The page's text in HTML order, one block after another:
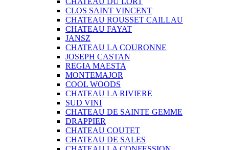
CLOS SAINT VINCENT
CHATEAU ROUSSET CAILLAU
CHATEAU FAYAT
JANSZ
CHATEAU LA COURONNE
JOSEPH CASTAN
REGIA MAESTA
MONTEMAJOR
COOL WOODS
CHATEAU LA RIVIERE
SUD VINI
CHATEAU DE SAINTE GEMME
DRAPPIER
CHATEAU COUTET
CHATEAU DE SALES